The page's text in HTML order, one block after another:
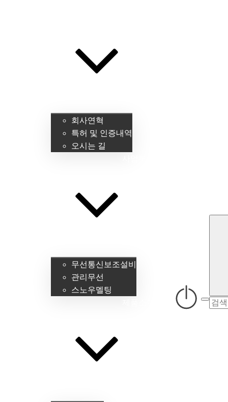
회사연혁
특허 및 인증내역
오시는 길
무선통신보조설비
관리무선
스노우멜팅
검